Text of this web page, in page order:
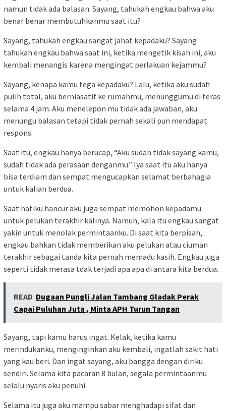
namun tidak ada balasan. Sayang, tahukah engkau bahwa aku
benar benar membutuhkanmu saat itu?
Sayang, tahukah engkau sangat jahat kepadaku? Sayang
tahukah engkau bahwa saat ini, ketika mengetik kisah ini, aku
kembali menangis karena mengingat perlakuan kejammu?
Sayang, kenapa kamu tega kepadaku? Lalu, ketika aku sudah
pulih total, aku berniasatif ke rumahmu, menunggumu di teras
selama 4 jam. Aku menelepon mu tidak ada jawaban, aku
menungu balasan tetapi tidak pernah sekali pun mendapat
respons.
Saat itu, engkau hanya berucap, “Aku sudah tidak sayang kamu,
sudah tidak ada perasaan denganmu.” Iya saat itu aku hanya
bisa terdiam dan sempat mengucapkan selamat berbahagia
untuk kalian berdua.
Saat hatiku hancur aku juga sempat memohon kepadamu
untuk pelukan terakhir kalinya. Namun, kala itu engkau sangat
yakin untuk menolak permintaanku. Di saat kita berpisah,
engkau bahkan tidak memberikan aku pelukan atau ciuman
terakhir sebagai tanda kita pernah memadu kasih. Engkau juga
seperti tidak merasa tdak terjadi apa apa di antara kita berdua.
READ Dugaan ‎Pungli Jalan Tambang Gladak Perak
Capai Puluhan Juta , Minta APH Turun Tangan
Sayang, tapi kamu harus ingat. Kelak, ketika kamu
merindukanku, menginginkan aku kembali, ingatlah sakit hati
yang kau beri. Dan ingat sayang, aku bangga dengan diriku
sendiri. Selama kita pacaran 8 bulan, segala permintaanmu
selalu nyaris aku penuhi.
Selama itu juga aku mampu sabar menghadapi sifat dan